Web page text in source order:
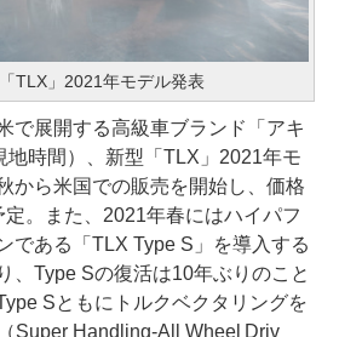
TLX」2021年モデル発表
で展開する高級車ブランド「アキ
地時間）、新型「TLX」2021年モ
から米国での販売を開始し、価格
。また、2021年春にはハイパフ
である「TLX Type S」を導入する
、Type Sの復活は10年ぶりのこと
Sともにトルクベクタリングを
Super Handling-All Wheel Driv